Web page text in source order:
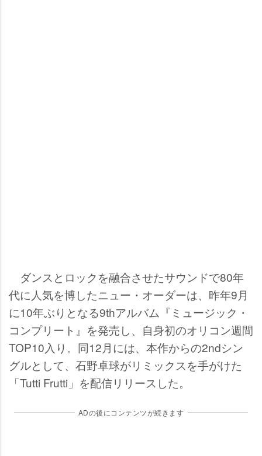
ダンスとロックを融合させたサウンドで80年
代に人気を博したニュー・オーダーは、昨年9月
に10年ぶりとなる9thアルバム『ミュージック・
コンプリート』を発売し、自身初のオリコン週間
TOP10入り。同12月には、本作からの2ndシン
グルとして、石野卓球がリミックスを手がけた
「Tutti Frutti」を配信リリースした。
ADの後にコンテンツが続きます